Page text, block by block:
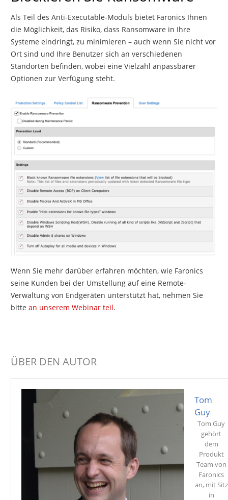
Als Teil des Anti-Executable-Moduls bietet Faronics Ihnen
die Möglichkeit, das Risiko, dass Ransomware in Ihre
Systeme eindringt, zu minimieren – auch wenn Sie nicht vor
Ort sind und Ihre Benutzer sich an verschiedenen
Standorten befinden, wobei eine Vielzahl anpassbarer
Optionen zur Verfügung steht.
Wenn Sie mehr darüber erfahren möchten, wie Faronics
seine Kunden bei der Umstellung auf eine Remote-
Verwaltung von Endgeräten unterstützt hat, nehmen Sie
bitte an unserem Webinar teil.
ÜBER DEN AUTOR
Tom
Guy
Tom Guy
gehört
dem
Produkt
Team von
Faronics
an, mit Sitz
in